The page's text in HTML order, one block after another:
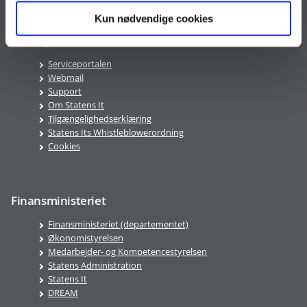
Kun nødvendige cookies
Genveje
Serviceportalen
Webmail
Support
Om Statens It
Tilgængelighedserklæring
Statens Its Whistleblowerordning
Cookies
Finansministeriet
Finansministeriet (departementet)
Økonomistyrelsen
Medarbejder- og Kompetencestyrelsen
Statens Administration
Statens It
DREAM